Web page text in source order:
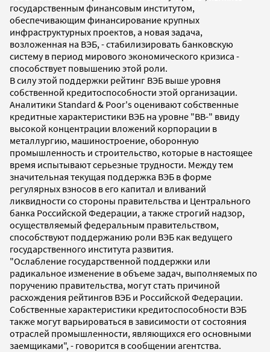
государственным финансовым институтом,
обеспечивающим финансирование крупных
инфраструктурных проектов, а новая задача,
возложенная на ВЭБ, - стабилизировать банковскую
систему в период мирового экономического кризиса -
способствует повышению этой роли.
В силу этой поддержки рейтинг ВЭБ выше уровня
собственной кредитоспособности этой организации.
Аналитики Standard & Poor's оценивают собственные
кредитные характеристики ВЭБ на уровне "ВВ-" ввиду
высокой концентрации вложений корпорации в
металлургию, машиностроение, оборонную
промышленность и строительство, которые в настоящее
время испытывают серьезные трудности. Между тем
значительная текущая поддержка ВЭБ в форме
регулярных взносов в его капитал и вливаний
ликвидности со стороны правительства и Центрального
банка Российской Федерации, а также строгий надзор,
осуществляемый федеральным правительством,
способствуют поддержанию роли ВЭБ как ведущего
государственного института развития.
"Ослабление государственной поддержки или
радикальное изменение в объеме задач, выполняемых по
поручению правительства, могут стать причиной
расхождения рейтингов ВЭБ и Российской Федерации.
Собственные характеристики кредитоспособности ВЭБ
также могут варьироваться в зависимости от состояния
отраслей промышленности, являющихся его основными
заемщиками", - говорится в сообщении агентства.